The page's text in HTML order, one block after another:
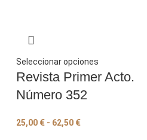
Seleccionar opciones
Revista Primer Acto.
Número 352
25,00 € - 62,50 €